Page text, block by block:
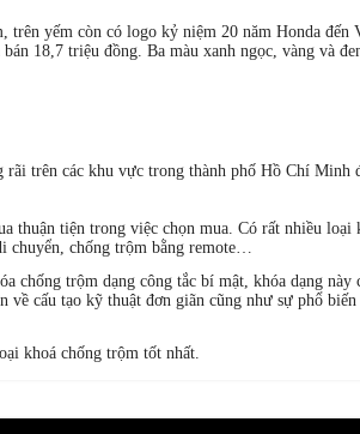
yếm còn có logo kỷ niệm 20 năm Honda đến
18,7 triệu đồng. Ba màu xanh ngọc, vàng và
trên các khu vực trong thành phố Hồ Chí Minh
tiện trong việc chọn mua. Có rất nhiều loại
chống trộm bằng remote…
chống trộm dạng công tắc bí mật, khóa dạng
cấu tạo kỹ thuật đơn giãn cũng như sự phổ
khoá chống trộm tốt nhất.